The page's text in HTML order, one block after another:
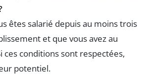
êtes salarié depuis au moins trois
et que vous avez au
ces conditions sont respectées,
potentiel.